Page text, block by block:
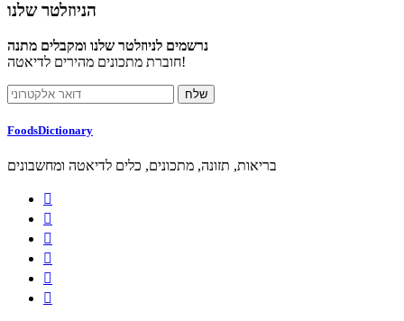
הניוזלטר שלנו
נרשמים לניוזלטר שלנו ומקבלים מתנה
חוברת מתכונים מהירים לדיאטה!
FoodsDictionary
בריאות, תזונה, מתכונים, כלים לדיאטה ומחשבונים





